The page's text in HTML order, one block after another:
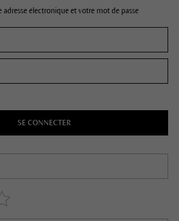
adresse électronique et votre mot de passe
SE CONNECTER